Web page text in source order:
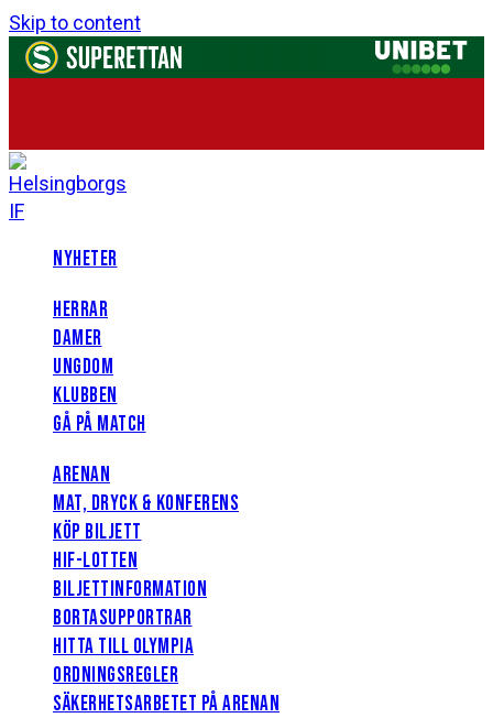
Skip to content
NYHETER
HERRAR
DAMER
UNGDOM
KLUBBEN
GÅ PÅ MATCH
ARENAN
MAT, DRYCK & KONFERENS
KÖP BILJETT
HIF-LOTTEN
BILJETTINFORMATION
BORTASUPPORTRAR
HITTA TILL OLYMPIA
ORDNINGSREGLER
SÄKERHETSARBETET PÅ ARENAN